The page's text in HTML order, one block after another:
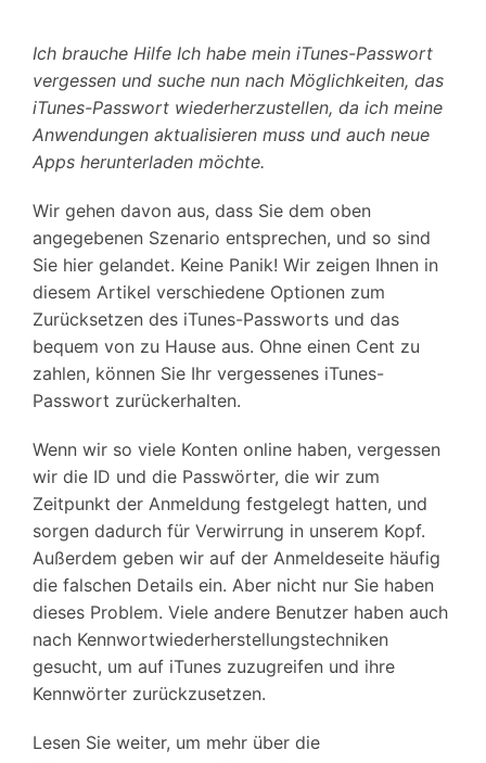
Ich brauche Hilfe Ich habe mein iTunes-Passwort
vergessen und suche nun nach Möglichkeiten, das
iTunes-Passwort wiederherzustellen, da ich meine
Anwendungen aktualisieren muss und auch neue
Apps herunterladen möchte.
Wir gehen davon aus, dass Sie dem oben
angegebenen Szenario entsprechen, und so sind
Sie hier gelandet. Keine Panik! Wir zeigen Ihnen in
diesem Artikel verschiedene Optionen zum
Zurücksetzen des iTunes-Passworts und das
bequem von zu Hause aus. Ohne einen Cent zu
zahlen, können Sie Ihr vergessenes iTunes-
Passwort zurückerhalten.
Wenn wir so viele Konten online haben, vergessen
wir die ID und die Passwörter, die wir zum
Zeitpunkt der Anmeldung festgelegt hatten, und
sorgen dadurch für Verwirrung in unserem Kopf.
Außerdem geben wir auf der Anmeldeseite häufig
die falschen Details ein. Aber nicht nur Sie haben
dieses Problem. Viele andere Benutzer haben auch
nach Kennwortwiederherstellungstechniken
gesucht, um auf iTunes zuzugreifen und ihre
Kennwörter zurückzusetzen.
Lesen Sie weiter, um mehr über die